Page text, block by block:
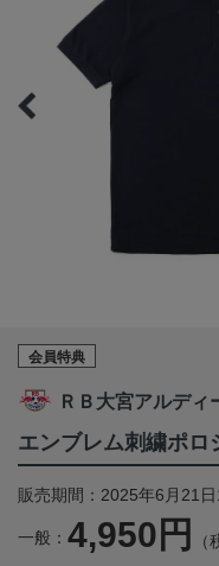
会員特典
ＲＢ大宮アルディ
エンブレム刺繍ポロ
販売期間：2025年6月21
一般： 4,950円 （